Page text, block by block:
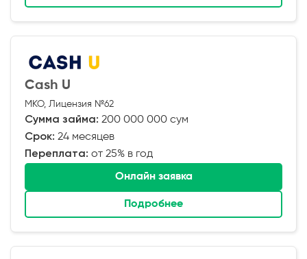
Cash U
МКО, Лицензия №62
Сумма займа: 200 000 000 сум
Срок: 24 месяцев
Переплата: от 25% в год
Онлайн заявка
Подробнее